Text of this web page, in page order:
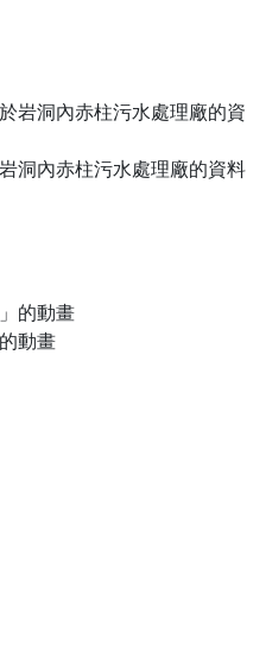
洞內赤柱污水處理廠的資料
動畫